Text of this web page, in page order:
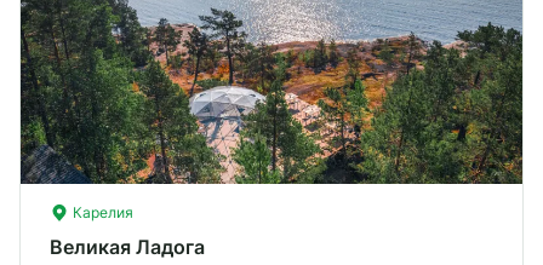
Карелия
Великая Ладога